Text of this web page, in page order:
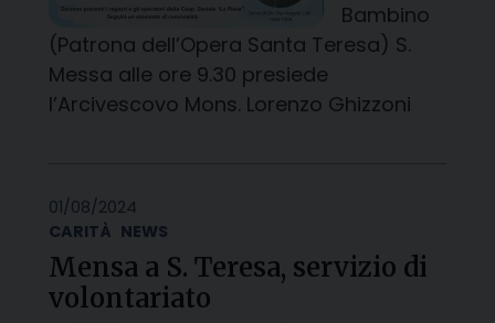
Bambino
(Patrona dell’Opera Santa Teresa) S.
Messa alle ore 9.30 presiede
l’Arcivescovo Mons. Lorenzo Ghizzoni
01/08/2024
CARITÀ NEWS
Mensa a S. Teresa, servizio di
volontariato